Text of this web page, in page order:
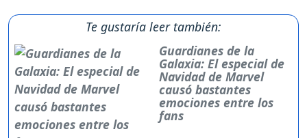
Te gustaría leer también:
Guardianes de la
Galaxia: El especial de
Navidad de Marvel
causó bastantes
emociones entre los
fans